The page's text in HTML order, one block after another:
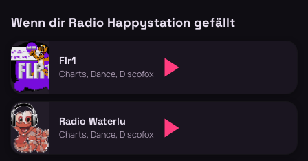
Wenn dir Radio Happystation gefällt
Flr1
Charts, Dance, Discofox
Radio Waterlu
Charts, Dance, Discofox